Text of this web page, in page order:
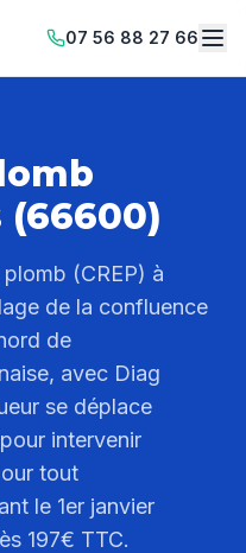
07 56 88 27 66
(CREP) à
de la confluence
de
avec Diag
se déplace
intervenir
tout
le 1er janvier
197€ TTC.